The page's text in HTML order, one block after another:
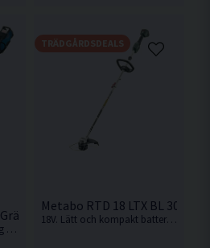
Grästrimmer 18V
18V. Kraftfull sladdlös röjsåg / grästrimmer med sele för bekvämt arbete i trädgården.
Metabo RTD 18 LTX BL 30
18V. Lätt och kompakt batteridriven grästrimmare med 30 cm klippdiameter och kraftfull kolborstfri motor. Enkel att transportera tack vare delbar axel och snabbkoppling. Tyst, robust och kompatibel med alla 18 V-batterier inom CAS-systemet. Levereras utan batteri och laddare.
TRÄDGÅRDSDEALS